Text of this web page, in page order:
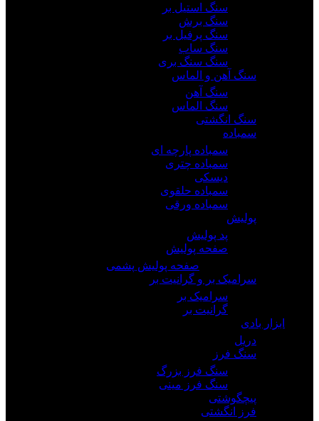
سنگ استیل بر
سنگ برش
سنگ پرفیل بر
سنگ ساب
سنگ سنگ بری
سنگ آهن و الماس
سنگ آهن
سنگ الماس
سنگ انگشتی
سمباده
سمباده پارچه ای
سمباده چتری
دیسکی
سمباده حلقوی
سمباده ورقی
پولیش
پد پولیش
صفحه پولیش
صفحه پولیش پشمی
سرامیک بر و گرانیت بر
سرامیک بر
گرانیت بر
ابزار بادی
دریل
سنگ فرز
سنگ فرز بزرگ
سنگ فرز مینی
پیچگوشتی
فرز انگشتی